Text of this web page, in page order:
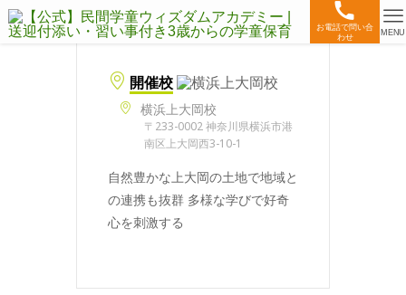
お電話で問い合
わせ
MENU
開催校
横浜上大岡校
〒233-0002 神奈川県横浜市港
南区上大岡西3-10-1
自然豊かな上大岡の土地で地域と
の連携も抜群 多様な学びで好奇
心を刺激する